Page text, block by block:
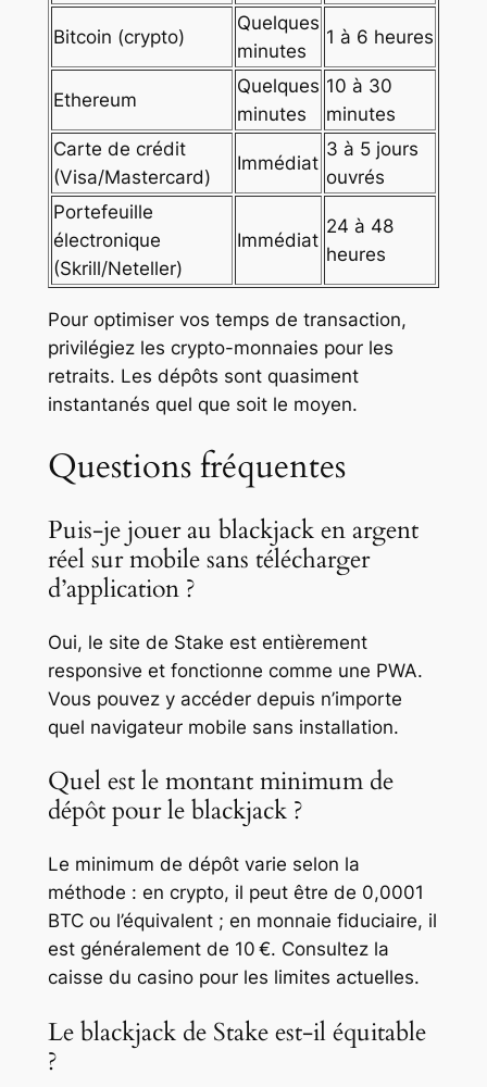
Bitcoin (crypto)
Quelques
minutes
1 à 6 heures
Ethereum
Quelques
minutes
10 à 30
minutes
Carte de crédit
(Visa/Mastercard)
Immédiat
3 à 5 jours
ouvrés
Portefeuille
électronique
(Skrill/Neteller)
Immédiat
24 à 48
heures
Pour optimiser vos temps de transaction,
privilégiez les crypto-monnaies pour les
retraits. Les dépôts sont quasiment
instantanés quel que soit le moyen.
Questions fréquentes
Puis-je jouer au blackjack en argent
réel sur mobile sans télécharger
d’application ?
Oui, le site de Stake est entièrement
responsive et fonctionne comme une PWA.
Vous pouvez y accéder depuis n’importe
quel navigateur mobile sans installation.
Quel est le montant minimum de
dépôt pour le blackjack ?
Le minimum de dépôt varie selon la
méthode : en crypto, il peut être de 0,0001
BTC ou l’équivalent ; en monnaie fiduciaire, il
est généralement de 10 €. Consultez la
caisse du casino pour les limites actuelles.
Le blackjack de Stake est-il équitable
?